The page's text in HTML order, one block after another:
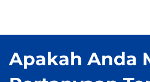
Apakah Anda